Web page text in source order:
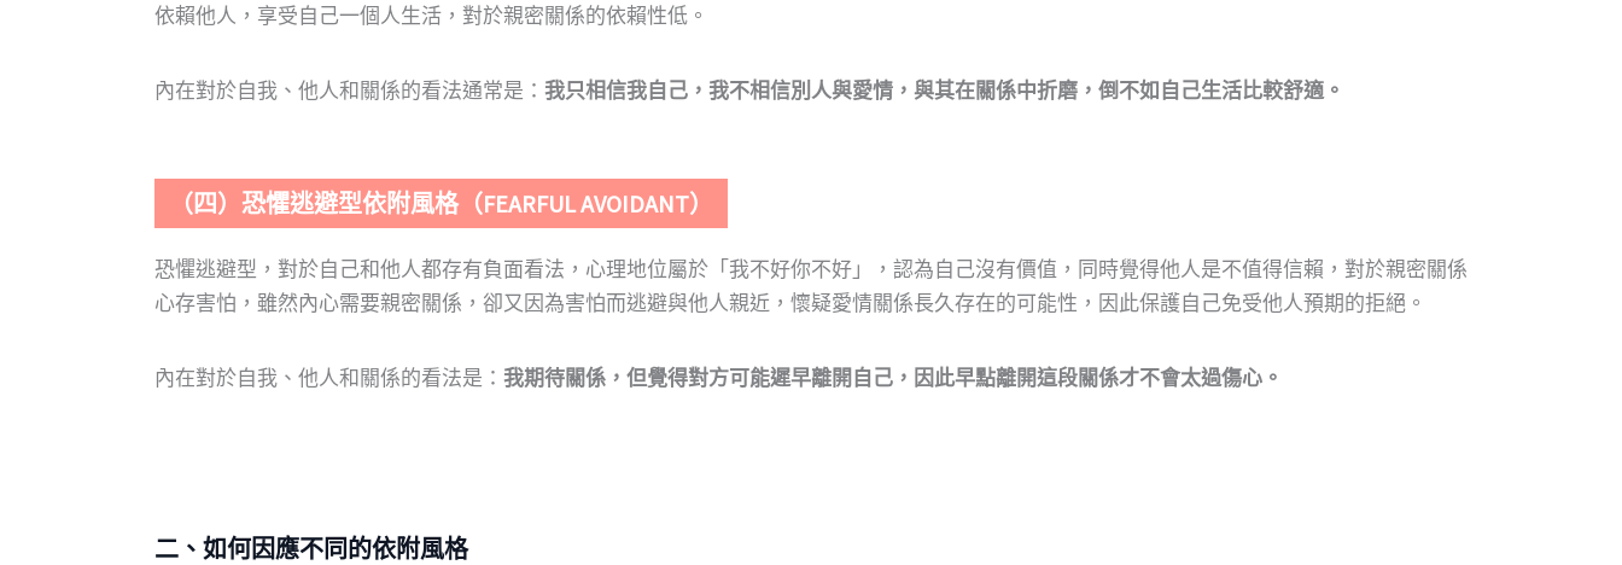
依賴他人，享受自己一個人生活，對於親密關係的依賴性低。
內在對於自我、他人和關係的看法通常是： 我只相信我自己，我不相信別人與愛情，與其在關係中折磨，倒不如自己生活比較舒適。
（四）恐懼逃避型依附風格（FEARFUL AVOIDANT）
恐懼逃避型，對於自己和他人都存有負面看法，心理地位屬於「我不好你不好」，認為自己沒有價值，同時覺得他人是不值得信賴，對於親密關係
心存害怕，雖然內心需要親密關係，卻又因為害怕而逃避與他人親近，懷疑愛情關係長久存在的可能性，因此保護自己免受他人預期的拒絕。
內在對於自我、他人和關係的看法是： 我期待關係，但覺得對方可能遲早離開自己，因此早點離開這段關係才不會太過傷心。
二、如何因應不同的依附風格